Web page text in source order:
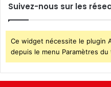
Suivez-nous sur les
Ce widget nécessite le plugin
depuis le menu Paramètres